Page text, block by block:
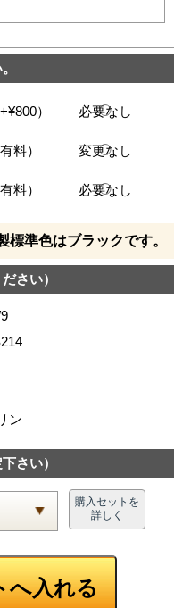
） 必要なし
料） 変更なし
料） 必要なし
準色はブラックです。
さい）
ン
さい）
購入セットを
詳しく